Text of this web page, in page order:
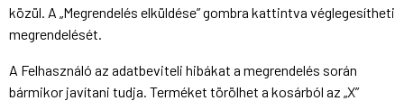
közül. A „Megrendelés elküldése” gombra kattintva véglegesítheti
megrendelését.
A Felhasználó az adatbeviteli hibákat a megrendelés során
bármikor javítani tudja. Terméket törölhet a kosárból az „X”